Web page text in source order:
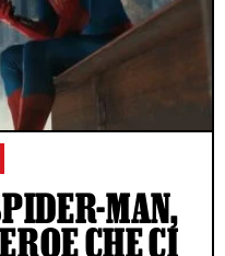
MAN,
CHE CI